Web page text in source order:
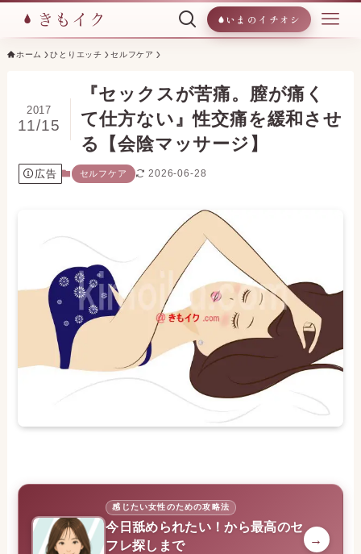
いまのイチオシ
ホーム ひとりエッチ セルフケア
『セックスが苦痛。膣が痛く
て仕方ない』性交痛を緩和させ
る【会陰マッサージ】
2017
11/15
広告 セルフケア 2026-06-28
感じたい女性のための攻略法
今日舐められたい！から最高のセ
フレ探しまで
→